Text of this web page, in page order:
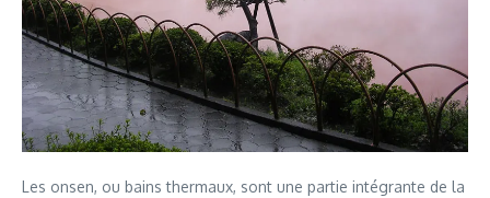
Les onsen, ou bains thermaux, sont une partie intégrante de la